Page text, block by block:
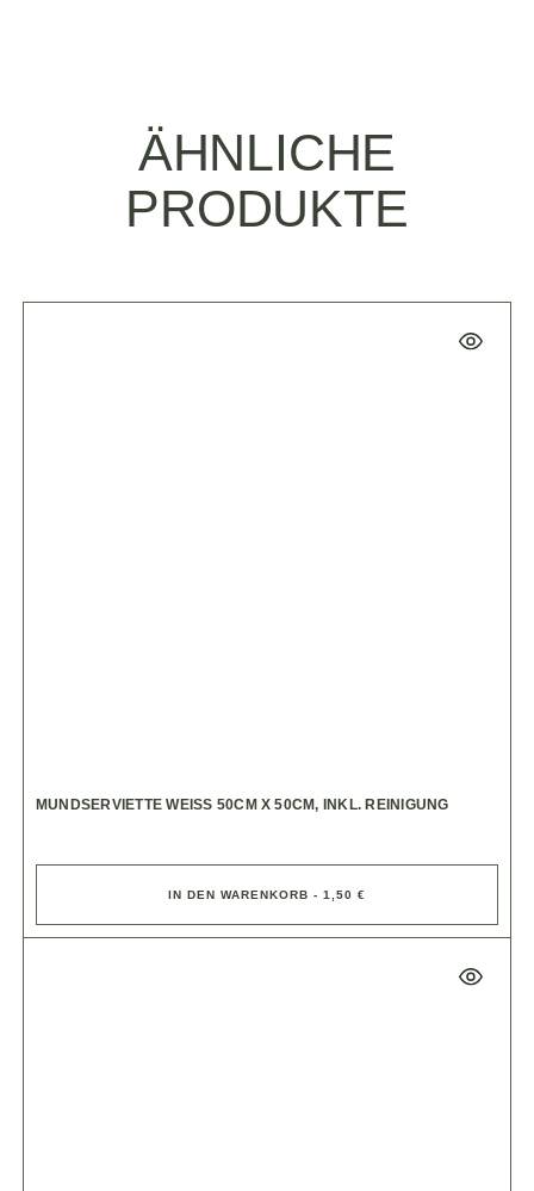
ÄHNLICHE
PRODUKTE
MUNDSERVIETTE WEISS 50CM X 50CM, INKL. REINIGUNG
IN DEN WARENKORB - 1,50 €